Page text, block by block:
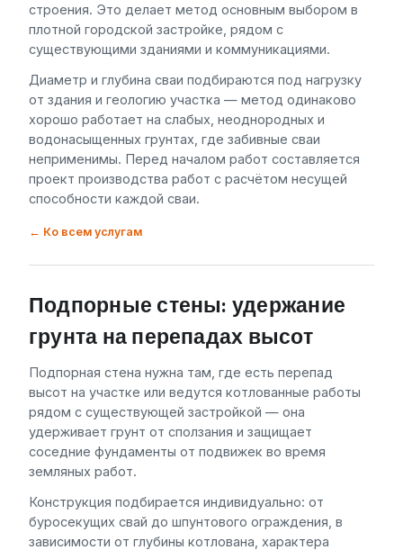
строения. Это делает метод основным выбором в
плотной городской застройке, рядом с
существующими зданиями и коммуникациями.
Диаметр и глубина сваи подбираются под нагрузку
от здания и геологию участка — метод одинаково
хорошо работает на слабых, неоднородных и
водонасыщенных грунтах, где забивные сваи
неприменимы. Перед началом работ составляется
проект производства работ с расчётом несущей
способности каждой сваи.
← Ко всем услугам
Подпорные стены: удержание
грунта на перепадах высот
Подпорная стена нужна там, где есть перепад
высот на участке или ведутся котлованные работы
рядом с существующей застройкой — она
удерживает грунт от сползания и защищает
соседние фундаменты от подвижек во время
земляных работ.
Конструкция подбирается индивидуально: от
буросекущих свай до шпунтового ограждения, в
зависимости от глубины котлована, характера